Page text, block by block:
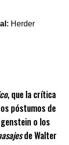
Herder
, que la crítica
póstumos de
o los
de Walter